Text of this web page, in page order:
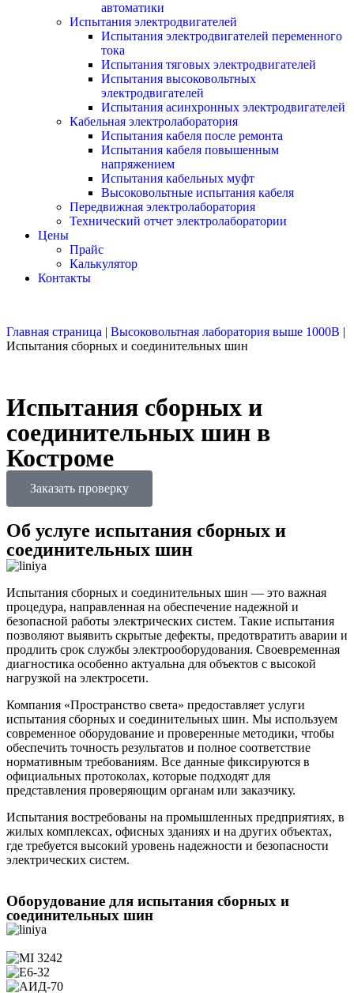
автоматики
Испытания электродвигателей
Испытания электродвигателей переменного
тока
Испытания тяговых электродвигателей
Испытания высоковольтных
электродвигателей
Испытания асинхронных электродвигателей
Кабельная электролаборатория
Испытания кабеля после ремонта
Испытания кабеля повышенным
напряжением
Испытания кабельных муфт
Высоковольтные испытания кабеля
Передвижная электролаборатория
Технический отчет электролаборатории
Цены
Прайс
Калькулятор
Контакты
Главная страница | Высоковольтная лаборатория выше 1000В |
Испытания сборных и соединительных шин
Испытания сборных и
соединительных шин в
Костроме
Заказать проверку
Об услуге испытания сборных и
соединительных шин
Испытания сборных и соединительных шин — это важная
процедура, направленная на обеспечение надежной и
безопасной работы электрических систем. Такие испытания
позволяют выявить скрытые дефекты, предотвратить аварии и
продлить срок службы электрооборудования. Своевременная
диагностика особенно актуальна для объектов с высокой
нагрузкой на электросети.
Компания «Пространство света» предоставляет услуги
испытания сборных и соединительных шин. Мы используем
современное оборудование и проверенные методики, чтобы
обеспечить точность результатов и полное соответствие
нормативным требованиям. Все данные фиксируются в
официальных протоколах, которые подходят для
представления проверяющим органам или заказчику.
Испытания востребованы на промышленных предприятиях, в
жилых комплексах, офисных зданиях и на других объектах,
где требуется высокий уровень надежности и безопасности
электрических систем.
Оборудование для испытания сборных и
соединительных шин